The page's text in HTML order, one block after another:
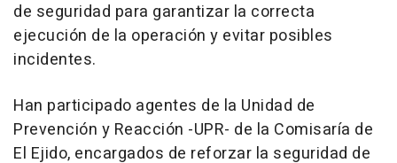
de seguridad para garantizar la correcta
ejecución de la operación y evitar posibles
incidentes.
Han participado agentes de la Unidad de
Prevención y Reacción -UPR- de la Comisaría de
El Ejido, encargados de reforzar la seguridad de